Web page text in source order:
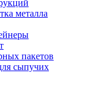
металла
пакетов
сыпучих